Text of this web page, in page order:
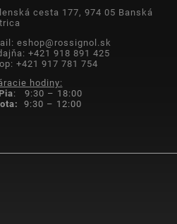
cesta 177, 974 05 Banská
eshop@rossignol.sk
+421 918 891 425
+421 917 781 754
hodiny:
: 9:30 – 18:00
9:30 – 12:00